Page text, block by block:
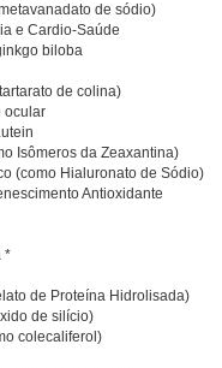
de sódio)
e Cardio-Saúde
biloba
de colina)
ocular
Isômeros da Zeaxantina)
(como Hialuronato de Sódio)
Antioxidante
*
de Proteína Hidrolisada)
de silício)
colecaliferol)